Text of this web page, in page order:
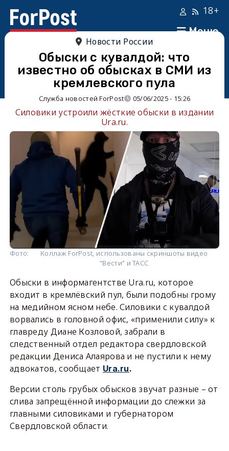
Меню
18+
Новости России
Обыски с кувалдой: что
известно об обысках в СМИ из
кремлевского пула
Служба новостей ForPost 05/06/2025 - 15:26
Силовики устроили жёсткие обыски в издании
Ura.ru.
Фото:
Коллаж ForPost, использованы скриншоты видео
"Вести" и ТАСС
Обыски в информагентстве Ura.ru, которое
входит в кремлёвский пул, были подобны грому
на медийном ясном небе. Силовики с кувалдой
ворвались в головной офис, «применили силу» к
главреду Диане Козловой, забрали в
следственный отдел редактора свердловской
редакции Дениса Алаярова и не пустили к нему
адвокатов, сообщает Ura.ru.
Версии столь грубых обысков звучат разные – от
слива запрещённой информации до слежки за
главными силовиками и губернатором
Свердловской области.